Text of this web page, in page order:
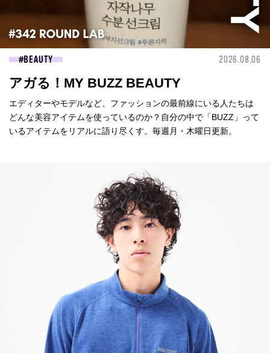
BEAUTY 2026.08.06
アガる！MY BUZZ BEAUTY
エディターやモデルなど、ファッションの最前線にいる人たちは
どんな美容アイテムを使っているのか？自分の中で「BUZZ」って
いるアイテムをリアルに語り尽くす。毎週月・木曜日更新。